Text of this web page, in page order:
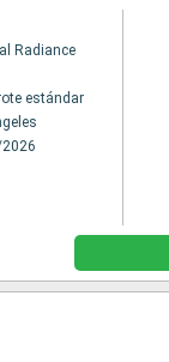
Radiance
estándar